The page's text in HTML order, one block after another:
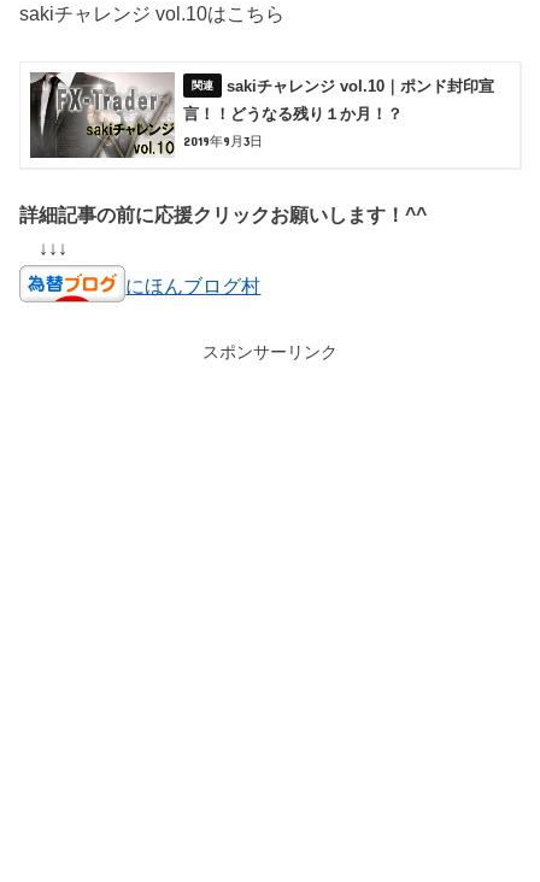
sakiチャレンジ vol.10はこちら
sakiチャレンジ vol.10｜ポンド封印宣
言！！どうなる残り１か月！？
2019年9月3日
詳細記事の前に応援クリックお願いします！^^
↓↓↓
にほんブログ村
スポンサーリンク